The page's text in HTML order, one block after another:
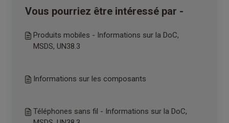
Vous pourriez être intéressé par -
Produits mobiles - Informations sur la DoC,
MSDS, UN38.3
Informations sur les composants
Téléphones sans fil - Informations sur la DoC,